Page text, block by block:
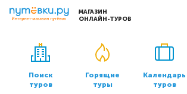
МАГАЗИН
ОНЛАЙН-ТУРОВ
Сервисы
Бронирование отелей
Трансфер
О компании
О нас
Контакты
Поиск
туров
Горящие
туры
Календарь
туров